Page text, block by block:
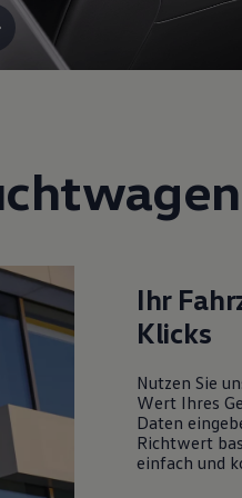
Ihr
Klicks
Nutzen Sie
Wert Ihres
Daten
Richtwert
einfach und